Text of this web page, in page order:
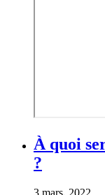
À quoi
?